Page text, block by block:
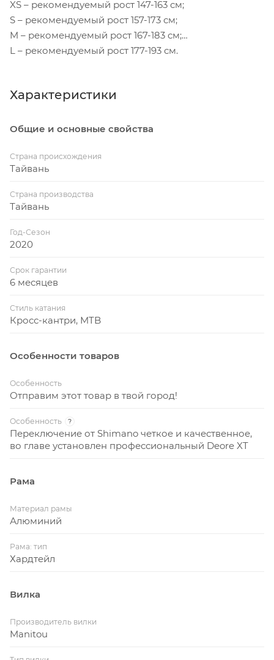
XS – рекомендуемый рост 147-163 см;
S – рекомендуемый рост 157-173 см;
M – рекомендуемый рост 167-183 см;
L – рекомендуемый рост 177-193 см.
Характеристики
Общие и основные свойства
Страна происхождения
Тайвань
Страна производства
Тайвань
Год-Сезон
2020
Срок гарантии
6 месяцев
Стиль катания
Кросс-кантри, MTB
Особенности товаров
Особенность
Отправим этот товар в твой город!
Особенность ?
Переключение от Shimano четкое и качественное,
во главе установлен профессиональный Deore XT
Рама
Материал рамы
Алюминий
Рама: тип
Хардтейл
Вилка
Производитель вилки
Manitou